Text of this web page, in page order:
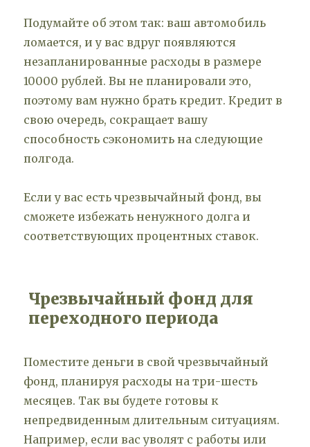
Подумайте об этом так: ваш автомобиль
ломается, и у вас вдруг появляются
незапланированные расходы в размере
10000 рублей. Вы не планировали это,
поэтому вам нужно брать кредит. Кредит в
свою очередь, сокращает вашу
способность сэкономить на следующие
полгода.
Если у вас есть чрезвычайный фонд, вы
сможете избежать ненужного долга и
соответствующих процентных ставок.
Чрезвычайный фонд для
переходного периода
Поместите деньги в свой чрезвычайный
фонд, планируя расходы на три-шесть
месяцев. Так вы будете готовы к
непредвиденным длительным ситуациям.
Например, если вас уволят с работы или